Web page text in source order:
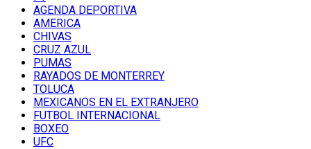
AGENDA DEPORTIVA
AMERICA
CHIVAS
CRUZ AZUL
PUMAS
RAYADOS DE MONTERREY
TOLUCA
MEXICANOS EN EL EXTRANJERO
FUTBOL INTERNACIONAL
BOXEO
UFC